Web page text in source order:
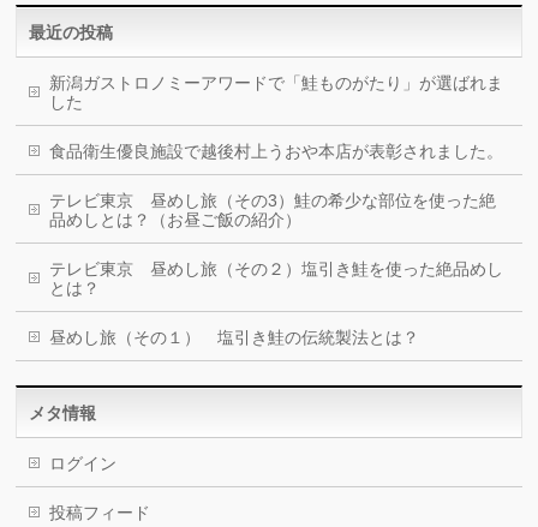
最近の投稿
新潟ガストロノミーアワードで「鮭ものがたり」が選ばれま
した
食品衛生優良施設で越後村上うおや本店が表彰されました。
テレビ東京 昼めし旅（その3）鮭の希少な部位を使った絶
品めしとは？（お昼ご飯の紹介）
テレビ東京 昼めし旅（その２）塩引き鮭を使った絶品めし
とは？
昼めし旅（その１） 塩引き鮭の伝統製法とは？
メタ情報
ログイン
投稿フィード